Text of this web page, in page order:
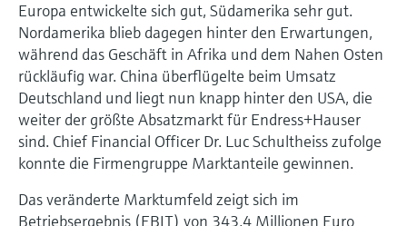
Europa entwickelte sich gut, Südamerika sehr gut.
Nordamerika blieb dagegen hinter den Erwartungen,
während das Geschäft in Afrika und dem Nahen Osten
rückläufig war. China überflügelte beim Umsatz
Deutschland und liegt nun knapp hinter den USA, die
weiter der größte Absatzmarkt für Endress+Hauser
sind. Chief Financial Officer Dr. Luc Schultheiss zufolge
konnte die Firmengruppe Marktanteile gewinnen.
Das veränderte Marktumfeld zeigt sich im
Betriebsergebnis (EBIT) von 343,4 Millionen Euro